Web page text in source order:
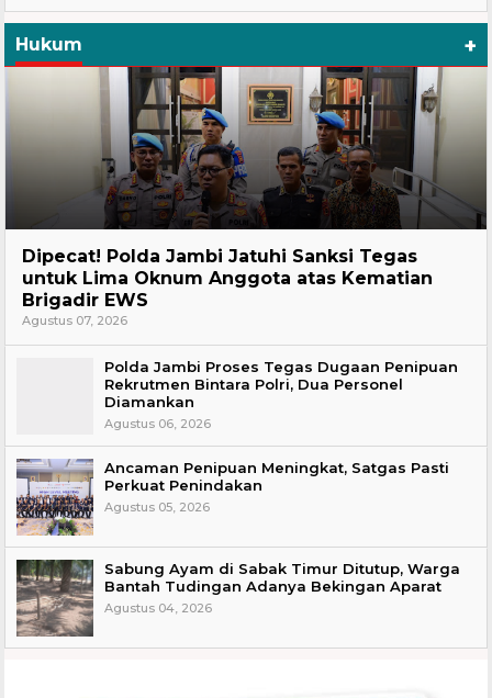
Hukum +
Dipecat! Polda Jambi Jatuhi Sanksi Tegas
untuk Lima Oknum Anggota atas Kematian
Brigadir EWS
Agustus 07, 2026
Polda Jambi Proses Tegas Dugaan Penipuan
Rekrutmen Bintara Polri, Dua Personel
Diamankan
Agustus 06, 2026
Ancaman Penipuan Meningkat, Satgas Pasti
Perkuat Penindakan
Agustus 05, 2026
Sabung Ayam di Sabak Timur Ditutup, Warga
Bantah Tudingan Adanya Bekingan Aparat
Agustus 04, 2026